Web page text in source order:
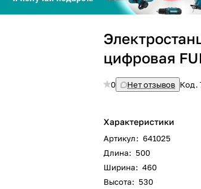
цифровая
0 Нет отзывов Код.
Характеристики
Артикул: 641025
Длина: 500
Ширина: 460
Высота: 530
Добавляйте товарыв корзину
Оплачивайте сегодня только
% картой любого банка